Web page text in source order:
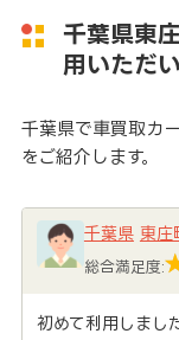
千葉県東
用いただ
千葉県で車買取カ
をご紹介します。
千葉県 東庄
総合満足度:
初めて利用しまし